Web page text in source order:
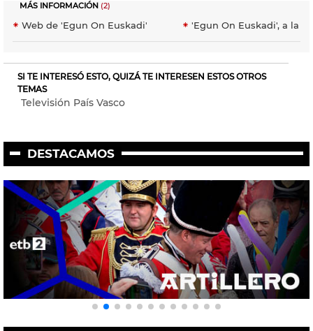
MÁS INFORMACIÓN (2)
Web de 'Egun On Euskadi' 'Egun On Euskadi', a la
SI TE INTERESÓ ESTO, QUIZÁ TE INTERESEN ESTOS OTROS
TEMAS
Televisión País Vasco
DESTACAMOS